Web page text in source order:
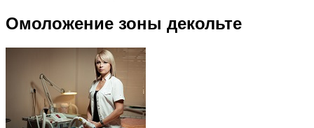
Омоложение зоны декольте